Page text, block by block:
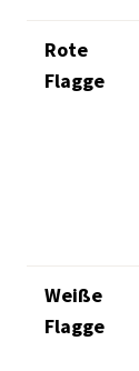
Rote
Flagge
Weiße
Flagge